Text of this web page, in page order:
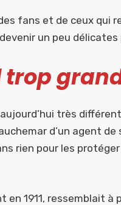
fans et de ceux qui
un peu délicates
très
d’un agent
rien pour les
1911, ressemblait à